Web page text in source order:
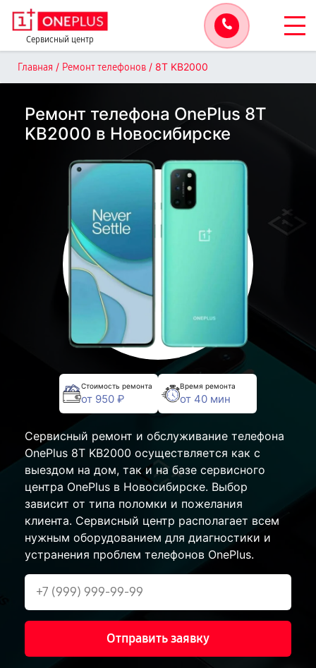
Сервисный центр
Главная / Ремонт телефонов / 8T KB2000
Ремонт телефона OnePlus 8T
KB2000 в Новосибирске
Стоимость ремонта
от 950 ₽
Время ремонта
от 40 мин
Сервисный ремонт и обслуживание телефона
OnePlus 8T KB2000 осуществляется как с
выездом на дом, так и на базе сервисного
центра OnePlus в Новосибирске. Выбор
зависит от типа поломки и пожелания
клиента. Сервисный центр располагает всем
нужным оборудованием для диагностики и
устранения проблем телефонов OnePlus.
Отправить заявку